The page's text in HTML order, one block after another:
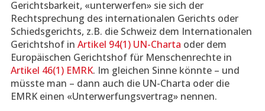
Gerichtsbarkeit, «unterwerfen» sie sich der
Rechtsprechung des internationalen Gerichts oder
Schiedsgerichts, z.B. die Schweiz dem Internationalen
Gerichtshof in Artikel 94(1) UN-Charta oder dem
Europäischen Gerichtshof für Menschenrechte in
Artikel 46(1) EMRK. Im gleichen Sinne könnte – und
müsste man – dann auch die UN-Charta oder die
EMRK einen «Unterwerfungsvertrag» nennen.